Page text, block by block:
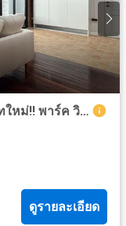
ห้องมุมระเบียงสองด้าน! วิวโล่ง รีโนเวทใหม่!! พาร์ค วิลเลจ อ่อนนุช-สุวรรณภูมิ (Park Village Onnut-Suvarnabhumi) 63 ตร.ม. ชั้น 7 สามารถปล่อยเช่าได้ตลอด
ดูรายละเอียด